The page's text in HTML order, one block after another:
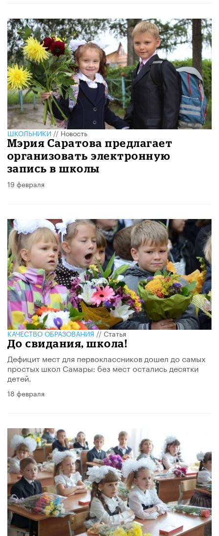
ШКОЛЬНИКИ//Новость
Мэрия Саратова предлагает
организовать электронную
запись в школы
19 февраля
КАЧЕСТВО ОБРАЗОВАНИЯ//Статья
До свидания, школа!
Дефицит мест для первоклассников дошел до самых
простых школ Самары: без мест остались десятки
детей.
18 февраля